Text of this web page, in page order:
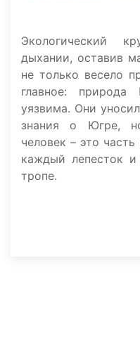
Экологический
дыхании, оставив
не только весело
главное:
уязвима. Они
знания о Югре,
человек – это
каждый лепесток
тропе.